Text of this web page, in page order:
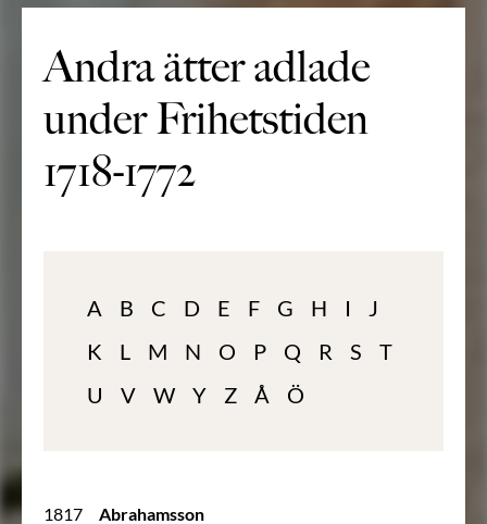
Andra ätter adlade
under Frihetstiden
1718-1772
A B C D E F G H I
J
K
L M N O P Q R S
T
U
V W Y Z Å Ö
1817 Abrahamsson